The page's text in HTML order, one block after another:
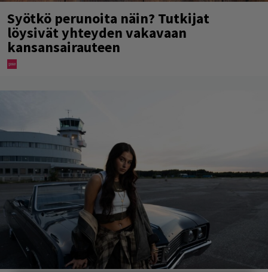
Syötkö perunoita näin? Tutkijat
löysivät yhteyden vakavaan
kansansairauteen